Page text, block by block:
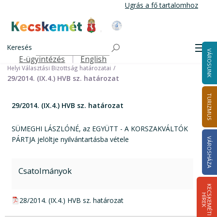
tartalomra
Ugrás a fő tartalomhoz
Kecskemét Város Honlapja
Keresés
Felső navigáció
E-ügyintézés English VÁROSUNK
TURIZMUS
VÁROSHÁZA
K
E
C
S
K
E
M
É
T
I
HÍ
R
E
K
Választási információk
Helyi önkormányzati képviselők és polgármester választás 2014
Helyi Választási Bizottság ülései, határozatai
Helyi Választási Bizottság határozatai
29/2014. (IX.4.) HVB sz. határozat
29/2014. (IX.4.) HVB sz. határozat
SÜMEGHI LÁSZLÓNÉ, az EGYÜTT - A KORSZAKVÁLTÓK
PÁRTJA jelöltje nyilvántartásba vétele
Csatolmányok
pdf csatolmány:
28/2014. (IX.4.) HVB sz. határozat